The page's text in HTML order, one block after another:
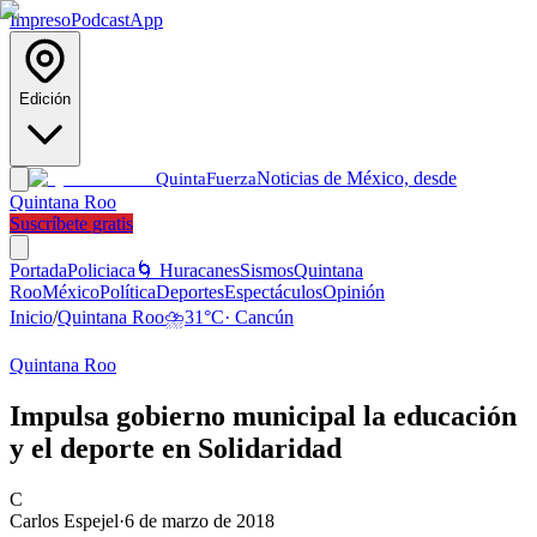
ImpresoPodcastApp
Edición
QuintaFuerzaNoticias de México, desde
Quintana Roo
Suscríbete gratis
PortadaPoliciaca 🌀 HuracanesSismosQuintana
RooMéxicoPolíticaDeportesEspectáculosOpinión
Inicio/Quintana Roo⛈️31°C· Cancún
Quintana Roo
Impulsa gobierno municipal la educación
y el deporte en Solidaridad
C
Carlos Espejel·6 de marzo de 2018